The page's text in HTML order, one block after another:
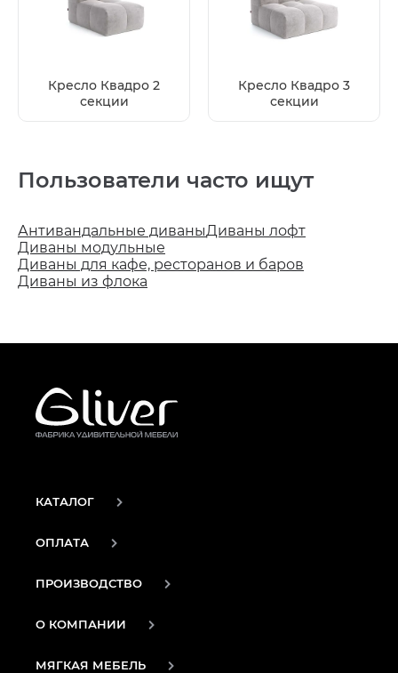
Кресло Квадро 2
секции
Кресло Квадро 3
секции
Пользователи часто ищут
Антивандальные диваныДиваны лофт
Диваны модульные
Диваны для кафе, ресторанов и баров
Диваны из флока
КАТАЛОГ
ОПЛАТА
ПРОИЗВОДСТВО
О КОМПАНИИ
МЯГКАЯ МЕБЕЛЬ